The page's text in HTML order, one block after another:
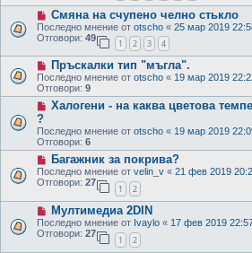
Смяна на счупено челно стькло
Последно мнение от otscho « 25 мар 2019
Отговори: 49
1 2 3 4
Пръскалки тип "мъгла".
Последно мнение от otscho « 19 мар 2019
Отговори: 9
Халогени - на каква цветова
?
Последно мнение от otscho « 19 мар 2019
Отговори: 6
Багажник за покрива?
Последно мнение от velin_v « 21 фев 2019
Отговори: 27
1 2
Мултимедиа 2DIN
Последно мнение от Ivaylo « 17 фев 2019
Отговори: 27
1 2